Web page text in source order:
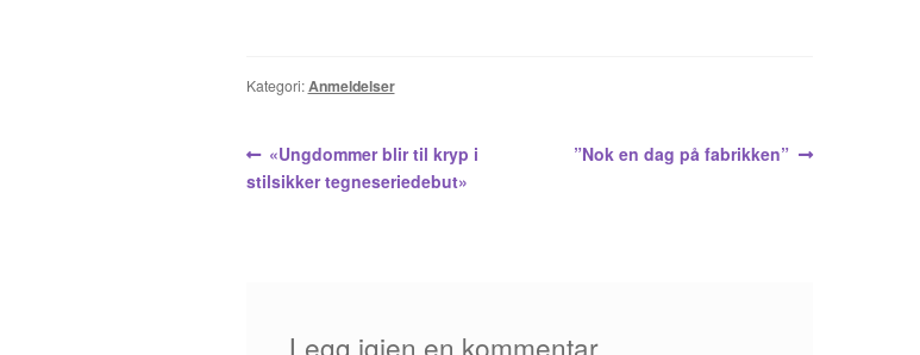
Kategori:Anmeldelser
Innleggsnavigasjon
Forrige
innlegg:
«Ungdommer blir til kryp i
stilsikker tegneseriedebut»
Neste
”Nok en dag på fabrikken”
Legg igjen en kommentar